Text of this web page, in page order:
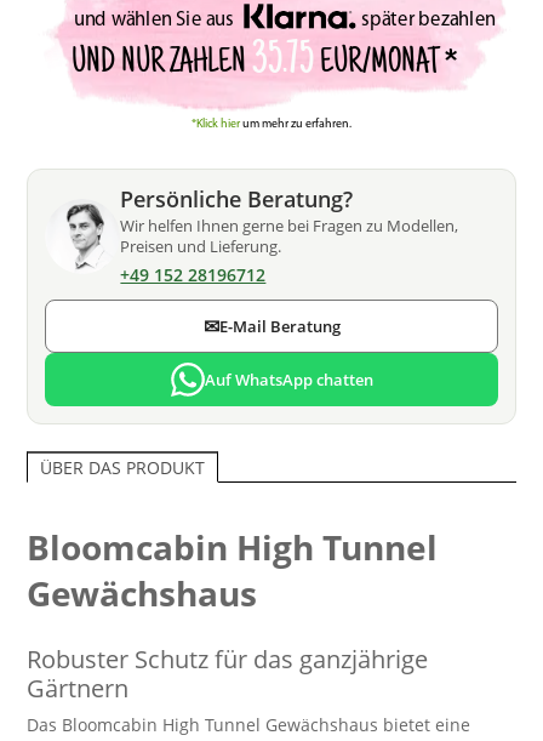
und wählen Sie aus später bezahlen
UND NUR ZAHLEN35.75EUR/MONAT *
*Klick hierum mehr zu erfahren.
Persönliche Beratung?
Wir helfen Ihnen gerne bei Fragen zu Modellen,
Preisen und Lieferung.
+49 152 28196712
✉E-Mail Beratung
Auf WhatsApp chatten
ÜBER DAS PRODUKT
Bloomcabin High Tunnel
Gewächshaus
Robuster Schutz für das ganzjährige
Gärtnern
Das Bloomcabin High Tunnel Gewächshaus bietet eine